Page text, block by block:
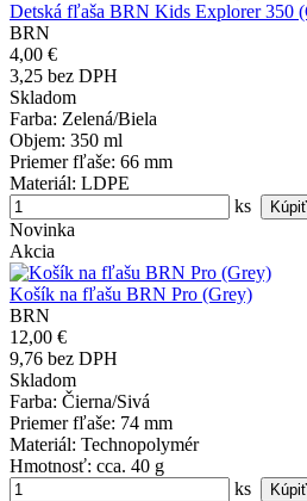
Detská fľaša BRN Kids Explorer 350
BRN
4,00 €
3,25 bez DPH
Skladom
Farba: Zelená/Biela
Objem: 350 ml
Priemer fľaše: 66 mm
Materiál: LDPE
ks
Novinka
Akcia
Košík na fľašu BRN Pro (Grey)
BRN
12,00 €
9,76 bez DPH
Skladom
Farba: Čierna/Sivá
Priemer fľaše: 74 mm
Materiál: Technopolymér
Hmotnosť: cca. 40 g
ks